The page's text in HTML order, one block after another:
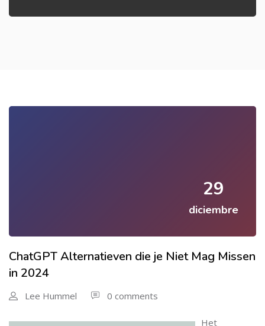
29
diciembre
ChatGPT Alternatieven die je Niet Mag Missen
in 2024
Lee Hummel 0 comments
Het